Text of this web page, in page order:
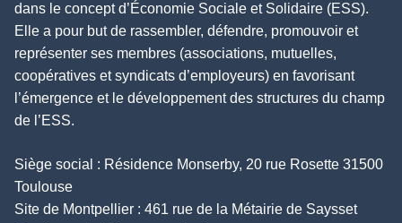
dans le concept d’Économie Sociale et Solidaire (ESS).
Elle a pour but de rassembler, défendre, promouvoir et
représenter ses membres (associations, mutuelles,
coopératives et syndicats d’employeurs) en favorisant
l’émergence et le développement des structures du champ
de l’ESS.
Siège social : Résidence Monserby, 20 rue Rosette 31500
Toulouse
Site de Montpellier : 461 rue de la Métairie de Saysset